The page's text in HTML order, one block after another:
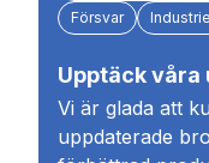
Försvar
Upptäck
Vi är glada att
uppdaterade